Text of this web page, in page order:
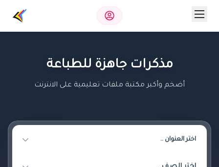
مذكرات جاهزة للطباعة
أضخم وأكبر مكتبة ملفات تعليمية على الانترنت